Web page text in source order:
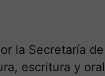
la Secretaría
escritura y